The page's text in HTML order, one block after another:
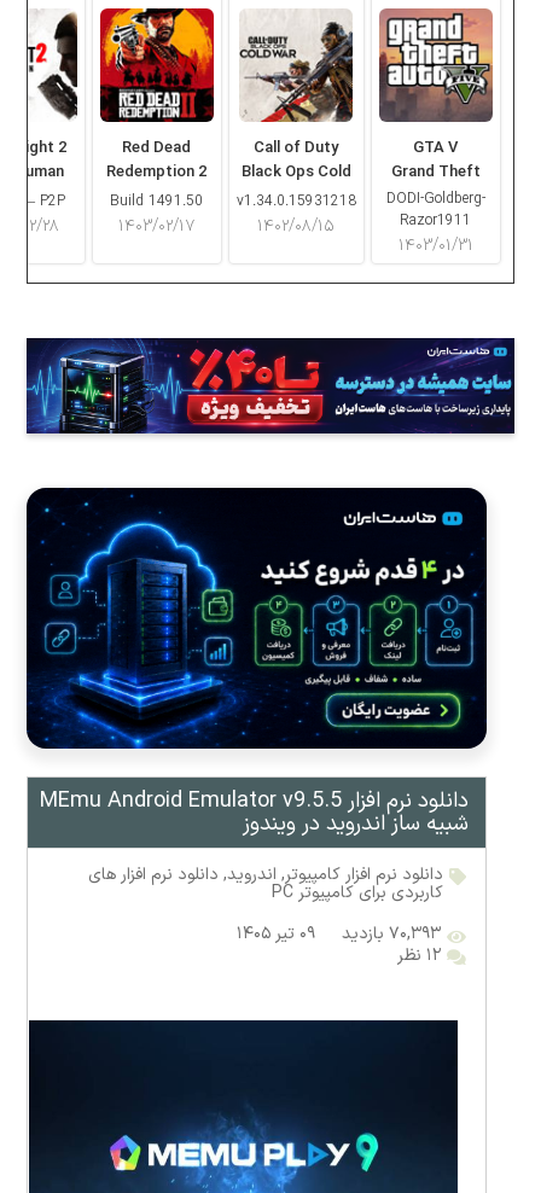
GTA V
Grand Theft
Auto V
DODI-Goldberg-
Razor1911
۱۴۰۳/۰۱/۳۱
Call of Duty
Black Ops Cold
War
v1.34.0.15931218
۱۴۰۲/۰۸/۱۵
Red Dead
Redemption 2
Build 1491.50
۱۴۰۳/۰۲/۱۷
Light 2
Human
– P2P
۱۴۰۳/
دانلود نرم افزار MEmu Android Emulator v9.5.5
شبیه ساز اندروید در ویندوز
دانلود نرم افزار کامپیوتر, اندروید, دانلود نرم افزار های
کاربردی برای کامپیوتر PC
۷۰,۳۹۳ بازدید
۰۹ تیر ۱۴۰۵
۱۲ نظر